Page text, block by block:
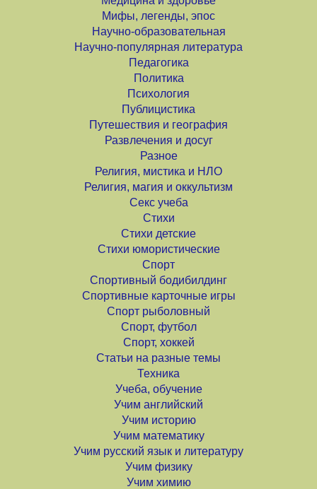
Мифы, легенды, эпос
Научно-образовательная
Научно-популярная литература
Педагогика
Политика
Психология
Публицистика
Путешествия и география
Развлечения и досуг
Разное
Религия, мистика и НЛО
Религия, магия и оккультизм
Секс учеба
Стихи
Стихи детские
Стихи юмористические
Спорт
Спортивный бодибилдинг
Спортивные карточные игры
Спорт рыболовный
Спорт, футбол
Спорт, хоккей
Статьи на разные темы
Техника
Учеба, обучение
Учим английский
Учим историю
Учим математику
Учим русский язык и литературу
Учим физику
Учим химию